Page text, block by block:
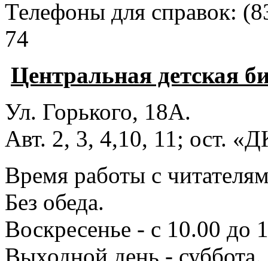
Телефоны для справок:
74
Центральная детская
Ул. Горького, 18А.
Авт. 2, 3, 4,10, 11; ост.
Время работы с
Без обеда.
Воскресенье - с 10.00 до